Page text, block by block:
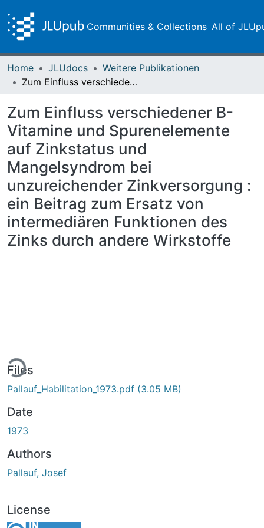
Communities & Collections All of
Home JLUdocs
Weitere Publikationen
Zum Einfluss verschiedener B-Vitamine und Spurenelemente auf Zinkstatus und Mangelsyndrom bei unzureichender Zinkversorgung : ein Beitrag zum Ersatz von intermediären Funktionen des Zinks durch andere Wirkstoffe
Zum Einfluss verschiedener B-
Vitamine und Spurenelemente
auf Zinkstatus und
Mangelsyndrom bei
unzureichender Zinkversorgung :
ein Beitrag zum Ersatz von
intermediären Funktionen des
Zinks durch andere Wirkstoffe
Files
Pallauf_Habilitation_1973.pdf (3.05 MB)
Date
1973
Authors
Pallauf, Josef
License